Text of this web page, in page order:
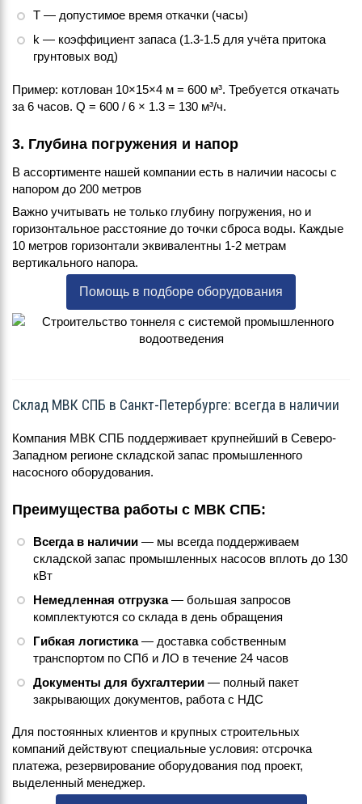
T — допустимое время откачки (часы)
k — коэффициент запаса (1.3-1.5 для учёта притока
грунтовых вод)
Пример: котлован 10×15×4 м = 600 м³. Требуется откачать
за 6 часов. Q = 600 / 6 × 1.3 = 130 м³/ч.
3. Глубина погружения и напор
В ассортименте нашей компании есть в наличии насосы с
напором до 200 метров
Важно учитывать не только глубину погружения, но и
горизонтальное расстояние до точки сброса воды. Каждые
10 метров горизонтали эквивалентны 1-2 метрам
вертикального напора.
Помощь в подборе оборудования
Склад МВК СПБ в Санкт-Петербурге: всегда в наличии
Компания МВК СПБ поддерживает крупнейший в Северо-
Западном регионе складской запас промышленного
насосного оборудования.
Преимущества работы с МВК СПБ:
Всегда в наличии— мы всегда поддерживаем
складской запас промышленных насосов вплоть до 130
кВт
Немедленная отгрузка— большая запросов
комплектуются со склада в день обращения
Гибкая логистика— доставка собственным
транспортом по СПб и ЛО в течение 24 часов
Документы для бухгалтерии— полный пакет
закрывающих документов, работа с НДС
Для постоянных клиентов и крупных строительных
компаний действуют специальные условия: отсрочка
платежа, резервирование оборудования под проект,
выделенный менеджер.